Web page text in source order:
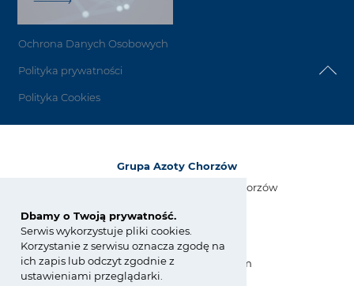
Dbamy o Twoją prywatność.
Serwis wykorzystuje pliki cookies.
Korzystanie z serwisu oznacza zgodę na
ich zapis lub odczyt zgodnie z
ustawieniami przeglądarki.
Ochrona Danych Osobowych
Polityka prywatności
Polityka Cookies
Grupa Azoty Chorzów
Grupa Azoty Zakłady Azotowe Chorzów
41-503 Chorzów, Polska
tel.:
+48 32 7362 000
fax: +48 32 7362 020
azoty.zach@grupaazoty.com